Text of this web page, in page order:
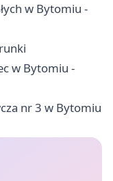
w Bytomiu -
w Bytomiu -
nr 3 w Bytomiu